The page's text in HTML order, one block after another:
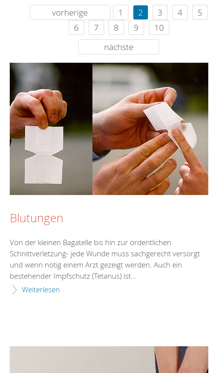
vorherige 1 2 3 4
5
6
7 8 9
10
nächste
Blutungen
Von der kleinen Bagatelle bis hin zur ordentlichen
Schnittverletzung- jede Wunde muss sachgerecht versorgt
und wenn nötig einem Arzt gezeigt werden. Auch ein
bestehender Impfschutz (Tetanus) ist...
Weiterlesen